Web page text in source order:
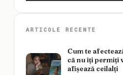
ARTICOLE RECENTE
Cum te
că nu îți permiți
afișează ceilalți